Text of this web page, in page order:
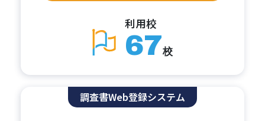
利用校
67校
調査書Web登録システム